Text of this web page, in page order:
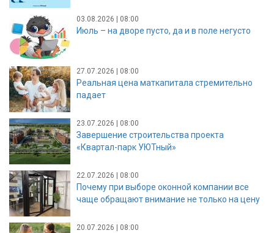
03.08.2026 | 08:00
Июль – на дворе пусто, да и в поле негусто
27.07.2026 | 08:00
Реальная цена маткапитала стремительно
падает
23.07.2026 | 08:00
Завершение строительства проекта
«Квартал-парк УЮТный»
22.07.2026 | 08:00
Почему при выборе оконной компании все
чаще обращают внимание не только на цену
20.07.2026 | 08:00